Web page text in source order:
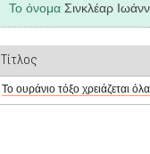
Το όνομα Σινκλέαρ
Τίτλος
Το ουράνιο τόξο χρειάζεται